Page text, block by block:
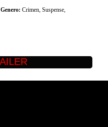
Genero: Crimen, Suspense,